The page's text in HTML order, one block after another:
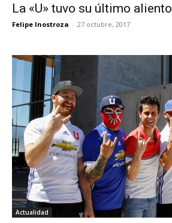
La «U» tuvo su último aliento
Felipe Inostroza - 27 octubre, 2017
Actualidad